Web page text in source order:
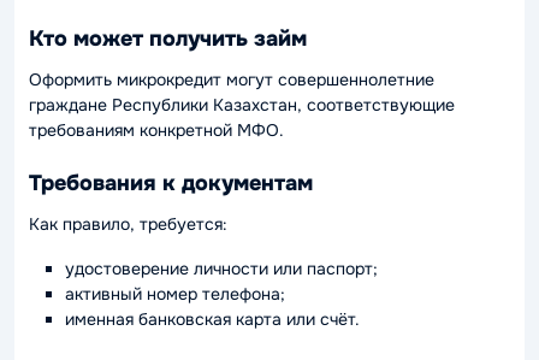
Кто может получить займ
Оформить микрокредит могут совершеннолетние
граждане Республики Казахстан, соответствующие
требованиям конкретной МФО.
Требования к документам
Как правило, требуется:
удостоверение личности или паспорт;
активный номер телефона;
именная банковская карта или счёт.